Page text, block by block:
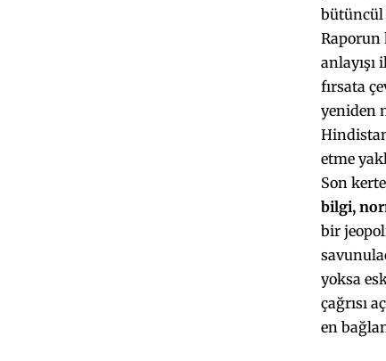
bütüncül
Raporun
fırsata
yeniden
etme
Son
bilgi,
bir
yoksa
çağrısı
en